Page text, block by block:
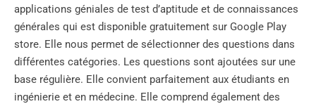
applications géniales de test d’aptitude et de connaissances
générales qui est disponible gratuitement sur Google Play
store. Elle nous permet de sélectionner des questions dans
différentes catégories. Les questions sont ajoutées sur une
base régulière. Elle convient parfaitement aux étudiants en
ingénierie et en médecine. Elle comprend également des